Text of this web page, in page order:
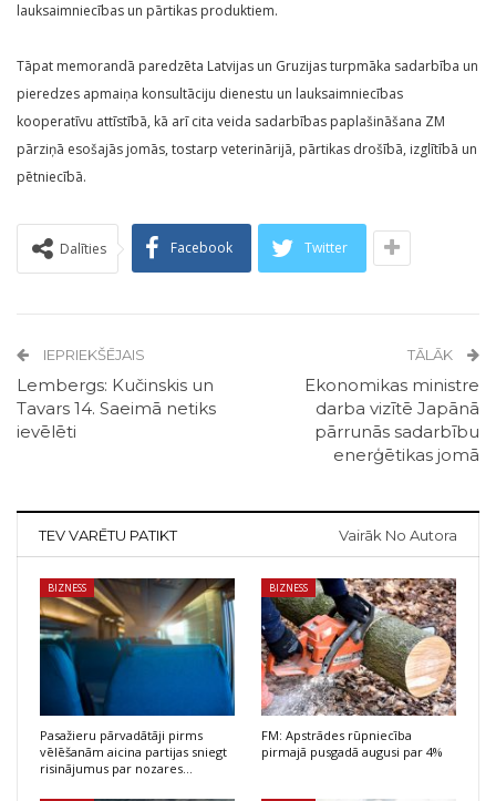
lauksaimniecības un pārtikas produktiem.
Tāpat memorandā paredzēta Latvijas un Gruzijas turpmāka sadarbība un
pieredzes apmaiņa konsultāciju dienestu un lauksaimniecības
kooperatīvu attīstībā, kā arī cita veida sadarbības paplašināšana ZM
pārziņā esošajās jomās, tostarp veterinārijā, pārtikas drošībā, izglītībā un
pētniecībā.
Dalīties Facebook Twitter
IEPRIEKŠĒJAIS
Lembergs: Kučinskis un
Tavars 14. Saeimā netiks
ievēlēti
TĀLĀK
Ekonomikas ministre
darba vizītē Japānā
pārrunās sadarbību
enerģētikas jomā
TEV VARĒTU PATIKT Vairāk No Autora
BIZNESS
Pasažieru pārvadātāji pirms
vēlēšanām aicina partijas sniegt
risinājumus par nozares…
BIZNESS
FM: Apstrādes rūpniecība
pirmajā pusgadā augusi par 4%